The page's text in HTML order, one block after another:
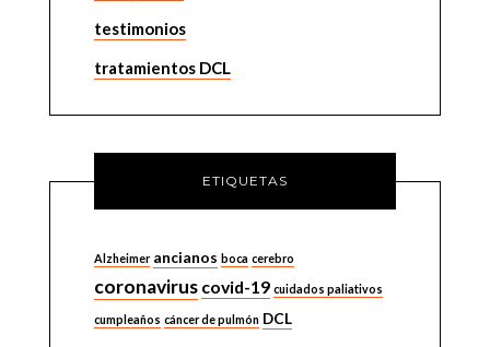
testimonios
tratamientos DCL
ETIQUETAS
Alzheimer ancianos boca cerebro
coronavirus covid-19 cuidados paliativos
cumpleaños cáncer de pulmón DCL